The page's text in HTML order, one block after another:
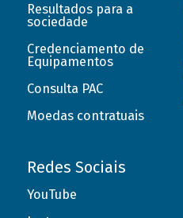
Resultados para a
sociedade
Credenciamento de
Equipamentos
Consulta PAC
Moedas contratuais
Redes Sociais
YouTube